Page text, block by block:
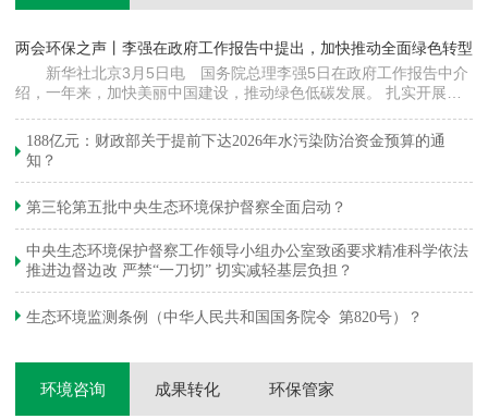
两会环保之声丨李强在政府工作报告中提出，加快推动全面绿色转型
新华社北京3月5日电 国务院总理李强5日在政府工作报告中介
绍，一年来，加快美丽中国建设，推动绿色低碳发展。 扎实开展大
浓度下降…
188亿元：财政部关于提前下达2026年水污染防治资金预算的通
知？
第三轮第五批中央生态环境保护督察全面启动？
中央生态环境保护督察工作领导小组办公室致函要求精准科学依法
推进边督边改 严禁“一刀切” 切实减轻基层负担？
生态环境监测条例（中华人民共和国国务院令 第820号）？
环境咨询 成果转化 环保管家